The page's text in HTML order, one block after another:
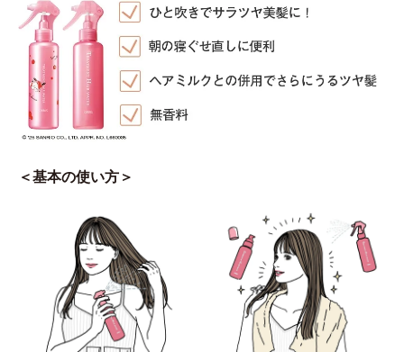
＜基本の使い方＞